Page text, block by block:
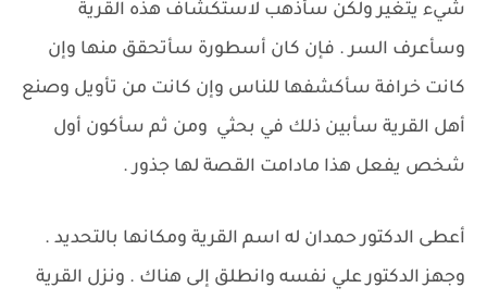
شيء يتغير ولكن سأذهب لاستكشاف هذه القرية
وسأعرف السر . فإن كان أسطورة سأتحقق منها وإن
كانت خرافة سأكشفها للناس وإن كانت من تأويل وصنع
أهل القرية سأبين ذلك في بحثي ومن ثم سأكون أول
شخص يفعل هذا مادامت القصة لها جذور .
أعطى الدكتور حمدان له اسم القرية ومكانها بالتحديد .
وجهز الدكتور علي نفسه وانطلق إلى هناك . ونزل القرية